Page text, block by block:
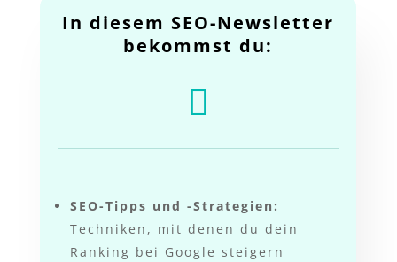
In diesem SEO-Newsletter
bekommst du:

SEO-Tipps und -Strategien:
Techniken, mit denen du dein
Ranking bei Google steigern